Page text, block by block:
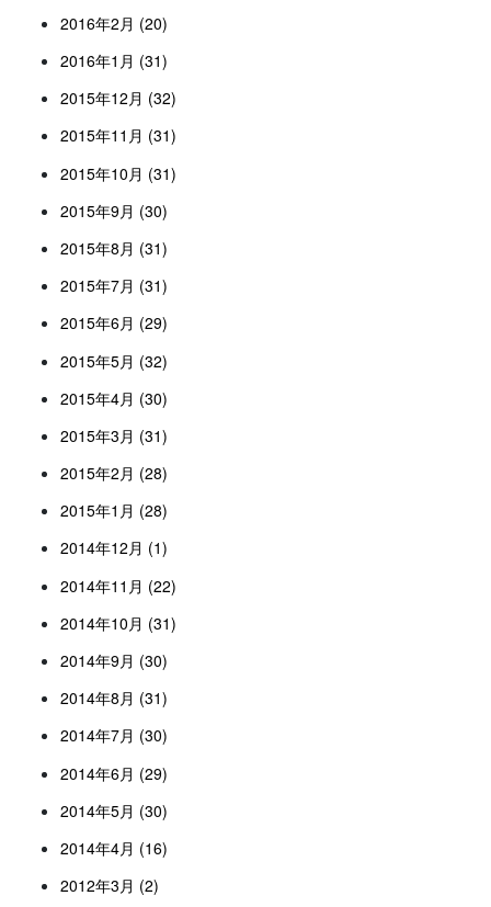
2016年2月 (20)
2016年1月 (31)
2015年12月 (32)
2015年11月 (31)
2015年10月 (31)
2015年9月 (30)
2015年8月 (31)
2015年7月 (31)
2015年6月 (29)
2015年5月 (32)
2015年4月 (30)
2015年3月 (31)
2015年2月 (28)
2015年1月 (28)
2014年12月 (1)
2014年11月 (22)
2014年10月 (31)
2014年9月 (30)
2014年8月 (31)
2014年7月 (30)
2014年6月 (29)
2014年5月 (30)
2014年4月 (16)
2012年3月 (2)